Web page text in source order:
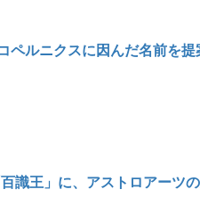
ペルニクスに因んだ名前を提
識王」に、アストロアーツ